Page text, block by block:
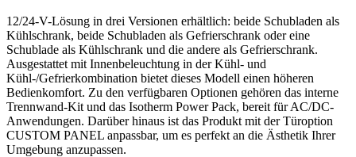
12/24-V-Lösung in drei Versionen erhältlich: beide Schubladen als
Kühlschrank, beide Schubladen als Gefrierschrank oder eine
Schublade als Kühlschrank und die andere als Gefrierschrank.
Ausgestattet mit Innenbeleuchtung in der Kühl- und
Kühl-/Gefrierkombination bietet dieses Modell einen höheren
Bedienkomfort. Zu den verfügbaren Optionen gehören das interne
Trennwand-Kit und das Isotherm Power Pack, bereit für AC/DC-
Anwendungen. Darüber hinaus ist das Produkt mit der Türoption
CUSTOM PANEL anpassbar, um es perfekt an die Ästhetik Ihrer
Umgebung anzupassen.